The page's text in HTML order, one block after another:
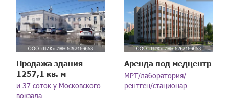
Продажа здания
1257,1 кв. м
и 37 соток у Московского
вокзала
Аренда под медцентр
МРТ/лаборатория/
рентген/стационар